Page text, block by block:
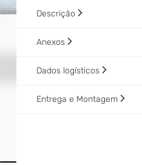
Descrição
Anexos
Dados logísticos
Entrega e Montagem